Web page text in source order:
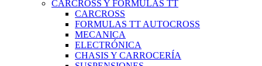
CARCROSS Y FÓRMULAS TT
CARCROSS
FORMULAS TT AUTOCROSS
MECANICA
ELECTRÓNICA
CHASIS Y CARROCERÍA